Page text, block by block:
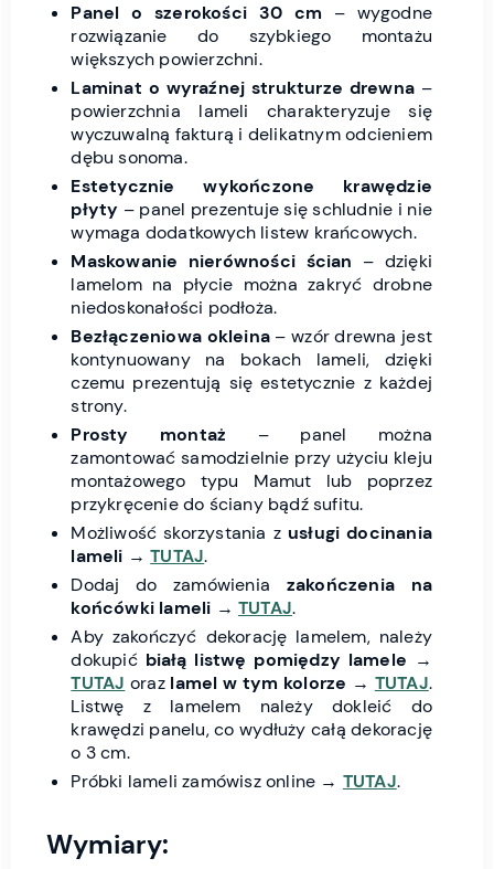
Panel o szerokości 30 cm – wygodne
rozwiązanie do szybkiego montażu
większych powierzchni.
Laminat o wyraźnej strukturze drewna–
powierzchnia lameli charakteryzuje się
wyczuwalną fakturą i delikatnym odcieniem
dębu sonoma.
Estetycznie wykończone krawędzie
płyty – panel prezentuje się schludnie i nie
wymaga dodatkowych listew krańcowych.
Maskowanie nierówności ścian – dzięki
lamelom na płycie można zakryć drobne
niedoskonałości podłoża.
Bezłączeniowa okleina– wzór drewna jest
kontynuowany na bokach lameli, dzięki
czemu prezentują się estetycznie z każdej
strony.
Prosty montaż – panel można
zamontować samodzielnie przy użyciu kleju
montażowego typu Mamut lub poprzez
przykręcenie do ściany bądź sufitu.
Możliwość skorzystania z usługi docinania
lameli →TUTAJ.
Dodaj do zamówienia zakończenia na
końcówki lameli → TUTAJ.
Aby zakończyć dekorację lamelem, należy
dokupić białą listwę pomiędzy lamele →
TUTAJ oraz lamel w tym kolorze → TUTAJ.
Listwę z lamelem należy dokleić do
krawędzi panelu, co wydłuży całą dekorację
o 3 cm.
Próbki lameli zamówisz online → TUTAJ.
Wymiary: